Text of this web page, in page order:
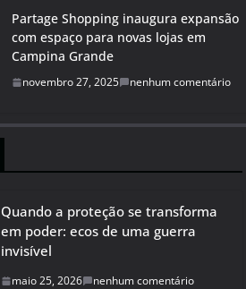
Partage Shopping inaugura expansão
com espaço para novas lojas em
Campina Grande
novembro 27, 2025 nenhum comentário
Quando a proteção se transforma
em poder: ecos de uma guerra
invisível
maio 25, 2026 nenhum comentário